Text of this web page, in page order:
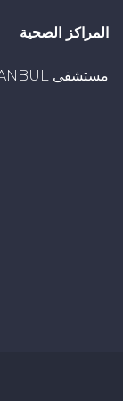
المراكز الصحية
مستشفى NPISTANBUL